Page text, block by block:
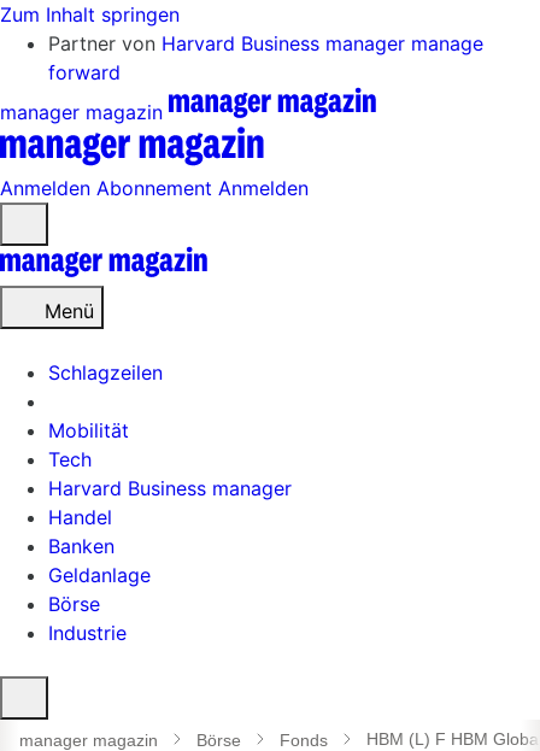
Zum Inhalt springen
Partner von Harvard Business manager manage
forward
manager magazin
Anmelden Abonnement Anmelden
öffnen
Menü
Schlagzeilen
Mobilität
Tech
Harvard Business manager
Handel
Banken
Geldanlage
Börse
Industrie
öffnen
manager magazin Börse Fonds HBM (L) F HBM